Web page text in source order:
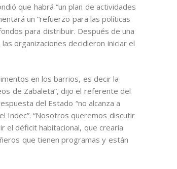
que habrá “un plan de actividades
un “refuerzo para las políticas
para distribuir. Después de una
organizaciones decidieron iniciar el
en los barrios, es decir la
de Zabaleta”, dijo el referente del
del Estado “no alcanza a
Indec”. “Nosotros queremos discutir
el déficit habitacional, que crearía
que tienen programas y están